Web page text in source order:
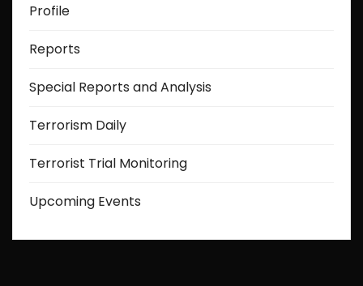
Profile
Reports
Special Reports and Analysis
Terrorism Daily
Terrorist Trial Monitoring
Upcoming Events